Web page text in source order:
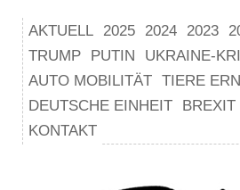
AKTUELL 2025 2024 2023
TRUMP
PUTIN UKRAINE-
AUTO MOBILITÄT TIERE
DEUTSCHE EINHEIT
BREXIT
KONTAKT